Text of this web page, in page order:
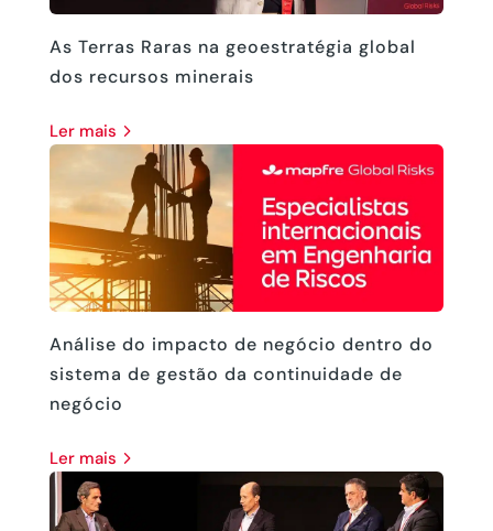
As Terras Raras na geoestratégia global
dos recursos minerais
ler mais
Análise do impacto de negócio dentro do
sistema de gestão da continuidade de
negócio
ler mais